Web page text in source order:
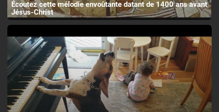
Écoutez cette mélodie envoûtante datant de 1400 ans avant
Jésus-Christ